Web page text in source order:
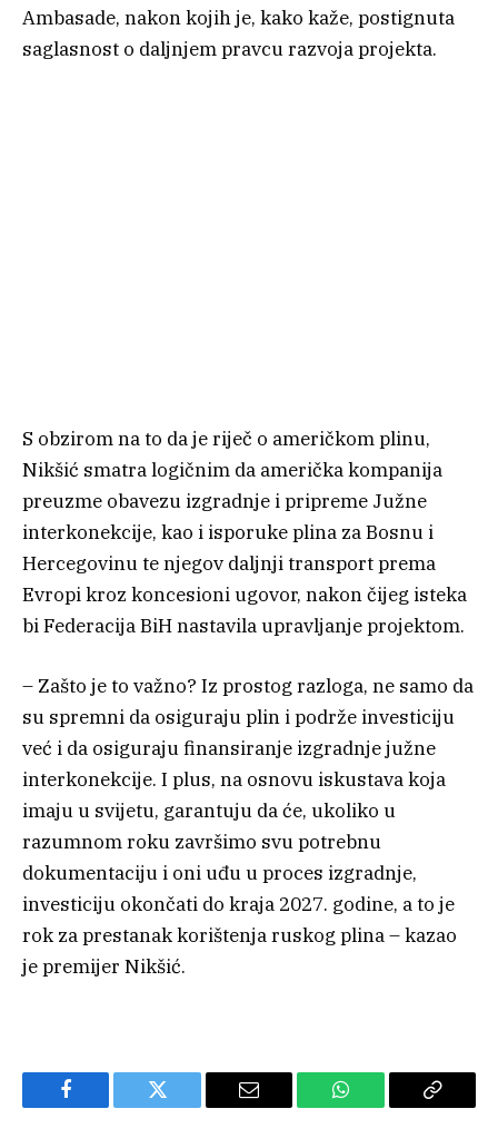
Ambasade, nakon kojih je, kako kaže, postignuta
saglasnost o daljnjem pravcu razvoja projekta.
S obzirom na to da je riječ o američkom plinu,
Nikšić smatra logičnim da američka kompanija
preuzme obavezu izgradnje i pripreme Južne
interkonekcije, kao i isporuke plina za Bosnu i
Hercegovinu te njegov daljnji transport prema
Evropi kroz koncesioni ugovor, nakon čijeg isteka
bi Federacija BiH nastavila upravljanje projektom.
– Zašto je to važno? Iz prostog razloga, ne samo da
su spremni da osiguraju plin i podrže investiciju
već i da osiguraju finansiranje izgradnje južne
interkonekcije. I plus, na osnovu iskustava koja
imaju u svijetu, garantuju da će, ukoliko u
razumnom roku završimo svu potrebnu
dokumentaciju i oni uđu u proces izgradnje,
investiciju okončati do kraja 2027. godine, a to je
rok za prestanak korištenja ruskog plina – kazao
je premijer Nikšić.
Facebook Twitter Email WhatsApp Copy